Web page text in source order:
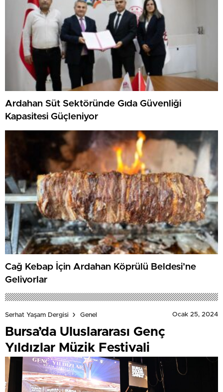
Ardahan Süt Sektöründe Gıda Güvenliği
Kapasitesi Güçleniyor
Cağ Kebap İçin Ardahan Köprülü Beldesi’ne
Geliyorlar
Serhat Yaşam Dergisi Genel Ocak 25, 2024
Bursa’da Uluslararası Genç
Yıldızlar Müzik Festivali